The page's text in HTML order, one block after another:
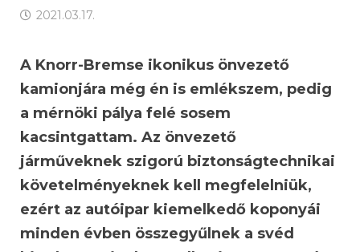
2021.03.17.
A Knorr-Bremse ikonikus önvezető
kamionjára még én is emlékszem, pedig
a mérnöki pálya felé sosem
kacsintgattam. Az önvezető
járműveknek szigorú biztonságtechnikai
követelményeknek kell megfelelniük,
ezért az autóipar kiemelkedő koponyái
minden évben összegyűlnek a svéd